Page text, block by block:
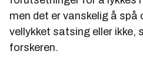
men det er vanskelig å spå
vellykket satsing eller ikke,
forskeren.